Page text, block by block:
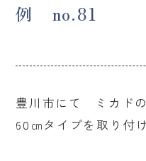
例 no.81
豊川市にて ミカド
60㎝タイプを取り付